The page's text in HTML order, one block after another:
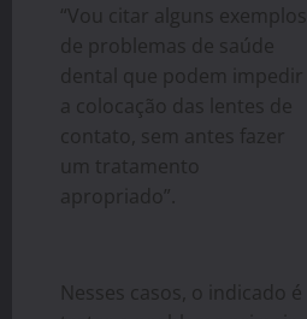
“Vou citar alguns exemplos
de problemas de saúde
dental que podem impedir
a colocação das lentes de
contato, sem antes fazer
um tratamento
apropriado”.
Nesses casos, o indicado é